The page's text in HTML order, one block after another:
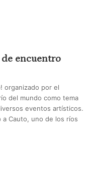
encuentro
organizado por el
del mundo como tema
eventos artísticos.
a Cauto, uno de los ríos